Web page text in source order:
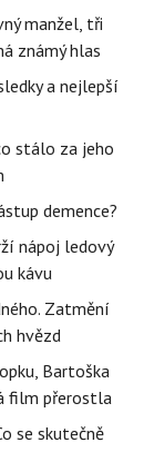
manžel, tři
známý hlas
a nejlepší
stálo za jeho
demence?
nápoj ledový
kávu
Zatmění
hvězd
Bartoška
film přerostla
se skutečně